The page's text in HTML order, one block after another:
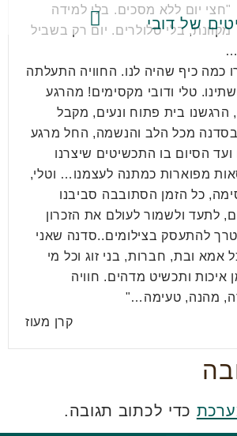
"חצי יום ללא מסכים. בלי למידה
מקוונת, בלי סלולרים. יום רק בשביל
כמה כיף שהיה לנו. החוויה התעלתה
טלי ודובי מקסימים! מהרגע
הרגשנו בית פתוח ונעים, מקבל
בסדנה מכל הלב והנשמה, החל מרגע
ועד הסיום בו התכשיטים שיצרנו
מפוארות כמתנה לעצמנו… וטלי,
כל הזמן הסתובבה סביבנו
לתעד ולשמור לעולם את הזכרון
להתעסק בצילומים..סדנה שאני
אמא ובת, חברות, בני זוג וכל מי
ותכשיט מדהים. חוויה
מהנה, טעימה…"
קרן מעוז
כדי לכתוב תגובה.